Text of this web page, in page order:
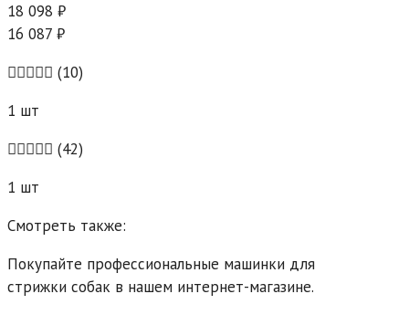
18 098 ₽
16 087 ₽
(10)
1 шт
(42)
1 шт
Смотреть также:
Покупайте профессиональные машинки для
стрижки собак в нашем интернет-магазине.